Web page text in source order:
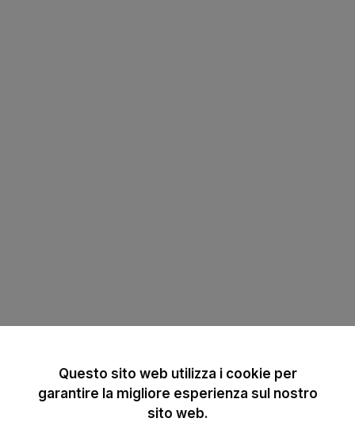
Questo sito web utilizza i cookie per
garantire la migliore esperienza sul nostro
sito web.